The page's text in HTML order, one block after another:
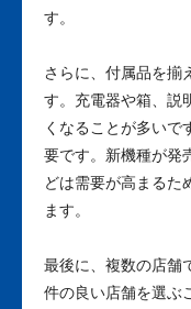
す。
さらに、付属品を揃
す。充電器や箱、説
くなることが多いで
要です。新機種が発
どは需要が高まるた
ます。
最後に、複数の店舗
件の良い店舗を選ぶ